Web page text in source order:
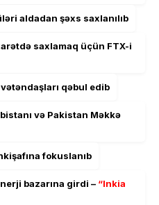
aldadan şəxs saxlanılıb
saxlamaq üçün FTX-i
qəbul edib
və Pakistan Məkkə
fokuslanıb
bazarına girdi – “Inkia